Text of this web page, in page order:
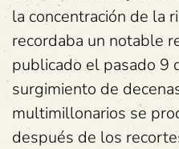
la concentración de la
recordaba un notable
publicado el pasado 9
surgimiento de
multimillonarios se
después de los